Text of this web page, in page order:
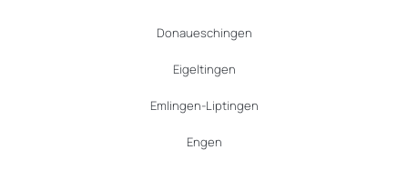
Donaueschingen
Eigeltingen
Emlingen-Liptingen
Engen